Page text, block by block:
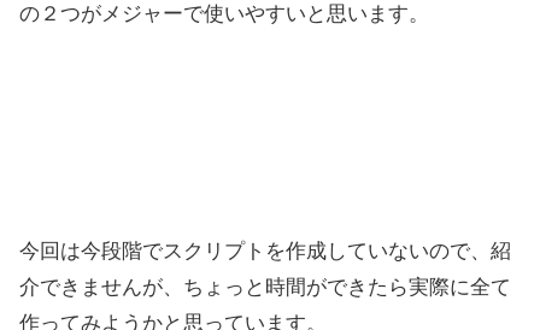
の２つがメジャーで使いやすいと思います。
今回は今段階でスクリプトを作成していないので、紹
介できませんが、ちょっと時間ができたら実際に全て
作ってみようかと思っています。